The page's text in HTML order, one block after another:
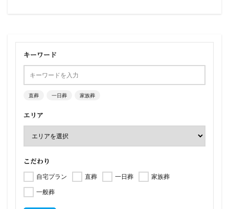
キーワード
直葬 一日葬 家族葬
エリア
こだわり
自宅プラン 直葬 一日葬
家族葬
一般葬